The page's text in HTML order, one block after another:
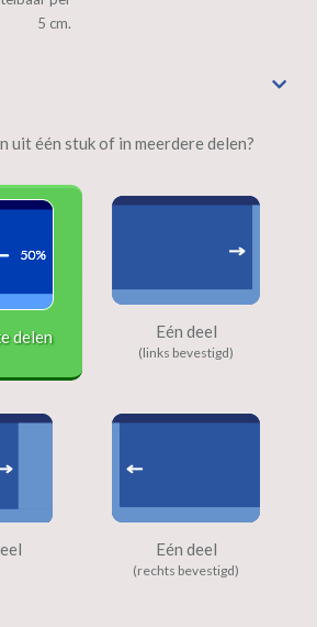
5 cm.
uit één stuk of in meerdere delen?
delen Eén deel
(links bevestigd)
Eén deel
(rechts bevestigd)